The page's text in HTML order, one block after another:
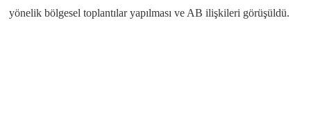
yönelik bölgesel toplantılar yapılması ve AB ilişkileri görüşüldü.